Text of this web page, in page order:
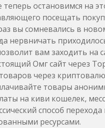
остановимся на
посещать
вы сомневались в
нервничать
вам заходить на
Омг сайт через
через
товары
на киви кошелек,
способ перехода
ресурсами.